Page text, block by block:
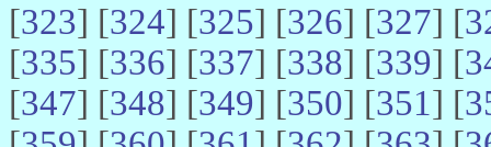
[323] [324] [325] [326] [327] [
[335] [336] [337] [338] [339] [
[347] [348] [349] [350] [351] [